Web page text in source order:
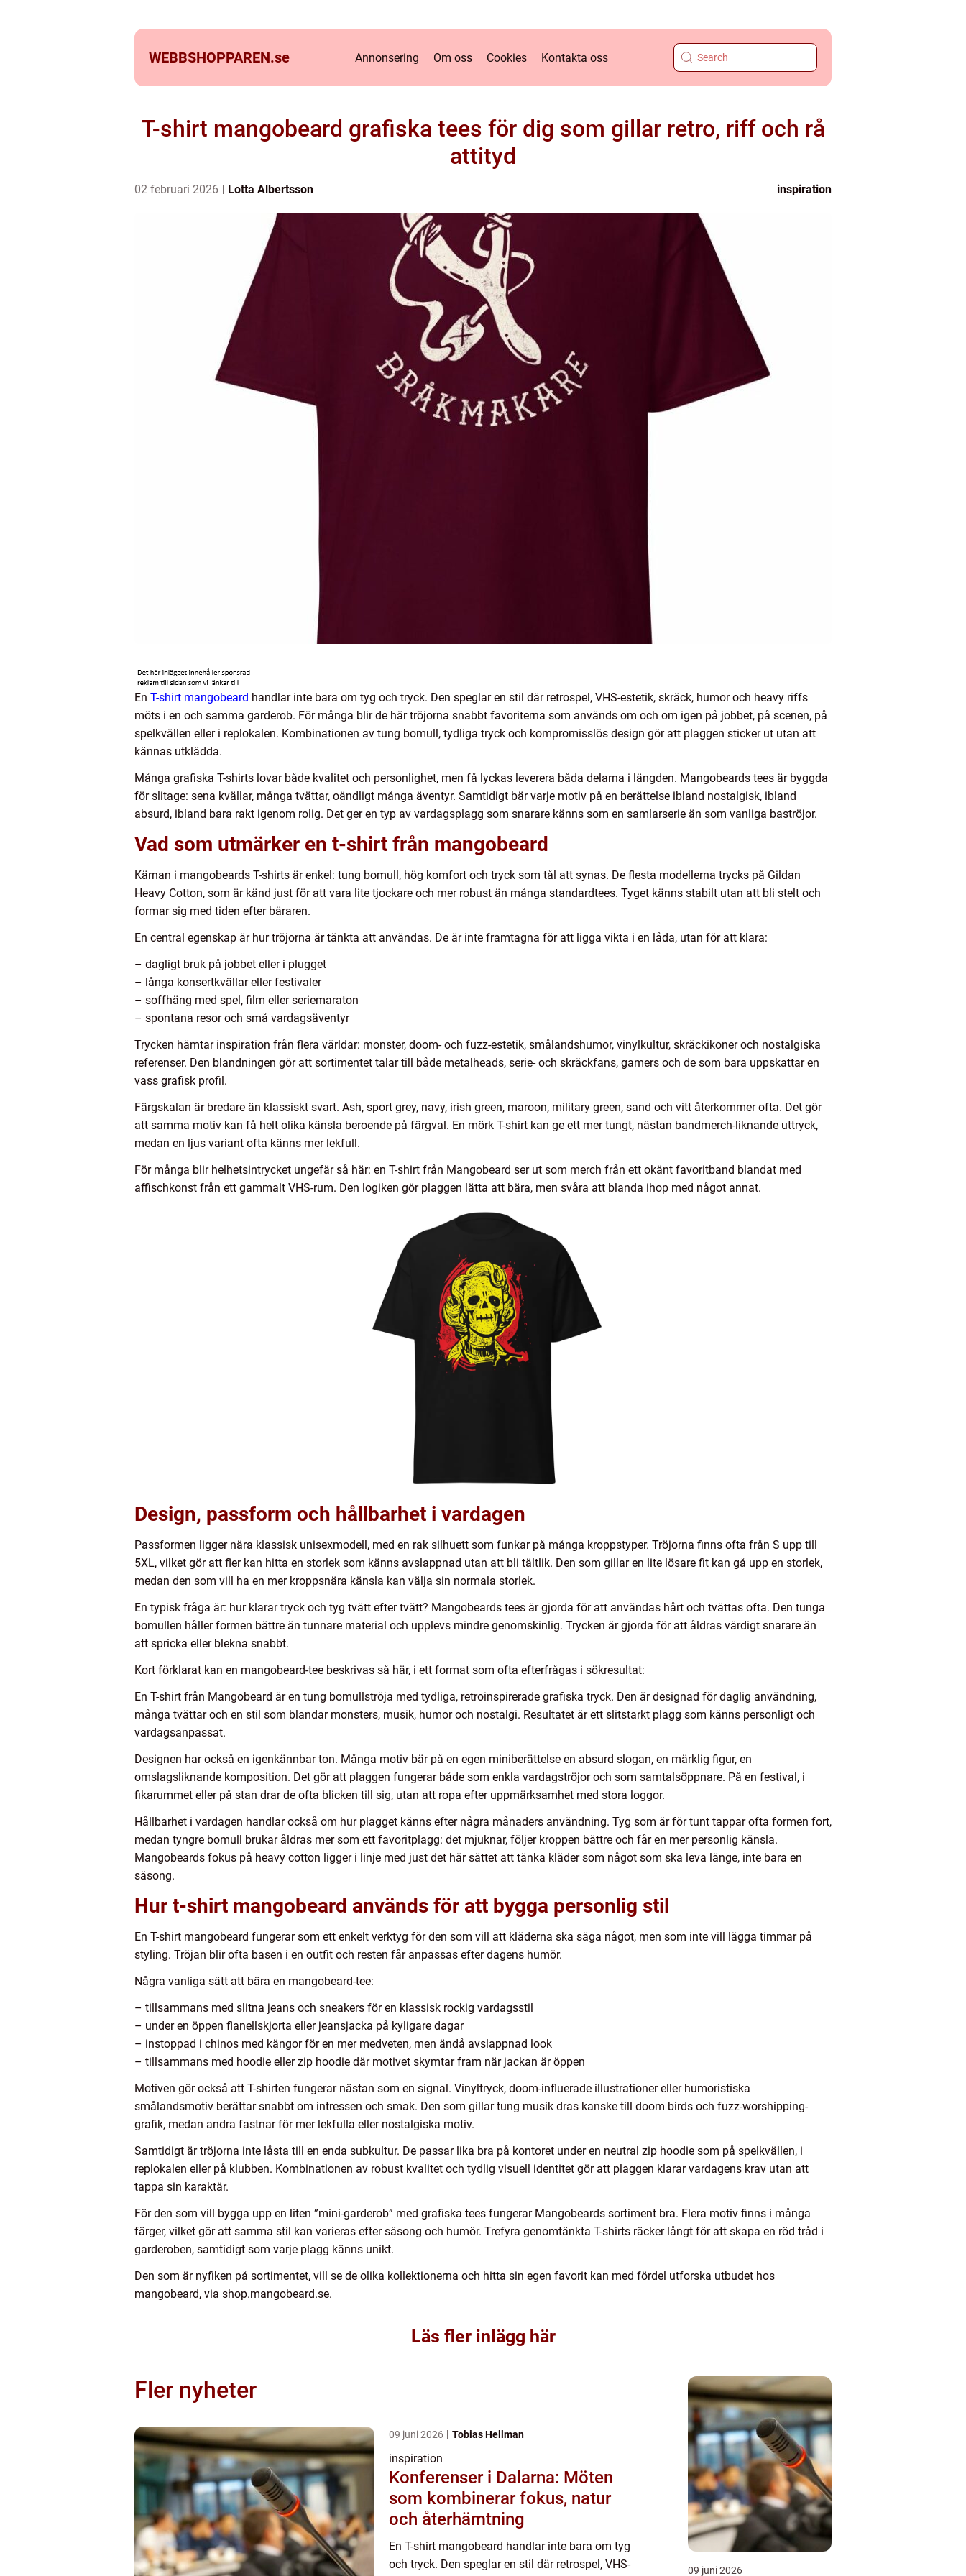
WEBBSHOPPAREN.se Annonsering Om oss Cookies Kontakta oss
T-shirt mangobeard grafiska tees för dig som gillar retro, riff och rå
attityd
02 februari 2026 Lotta Albertsson inspiration
En T-shirt mangobeard handlar inte bara om tyg och tryck. Den speglar en stil där retrospel, VHS-estetik, skräck, humor och heavy riffs
möts i en och samma garderob. För många blir de här tröjorna snabbt favoriterna som används om och om igen på jobbet, på scenen, på
spelkvällen eller i replokalen. Kombinationen av tung bomull, tydliga tryck och kompromisslös design gör att plaggen sticker ut utan att
kännas utklädda.
Många grafiska T-shirts lovar både kvalitet och personlighet, men få lyckas leverera båda delarna i längden. Mangobeards tees är byggda
för slitage: sena kvällar, många tvättar, oändligt många äventyr. Samtidigt bär varje motiv på en berättelse ibland nostalgisk, ibland
absurd, ibland bara rakt igenom rolig. Det ger en typ av vardagsplagg som snarare känns som en samlarserie än som vanliga baströjor.
Vad som utmärker en t-shirt från mangobeard
Kärnan i mangobeards T-shirts är enkel: tung bomull, hög komfort och tryck som tål att synas. De flesta modellerna trycks på Gildan
Heavy Cotton, som är känd just för att vara lite tjockare och mer robust än många standardtees. Tyget känns stabilt utan att bli stelt och
formar sig med tiden efter bäraren.
En central egenskap är hur tröjorna är tänkta att användas. De är inte framtagna för att ligga vikta i en låda, utan för att klara:
– dagligt bruk på jobbet eller i plugget
– långa konsertkvällar eller festivaler
– soffhäng med spel, film eller seriemaraton
– spontana resor och små vardagsäventyr
Trycken hämtar inspiration från flera världar: monster, doom- och fuzz-estetik, smålandshumor, vinylkultur, skräckikoner och nostalgiska
referenser. Den blandningen gör att sortimentet talar till både metalheads, serie- och skräckfans, gamers och de som bara uppskattar en
vass grafisk profil.
Färgskalan är bredare än klassiskt svart. Ash, sport grey, navy, irish green, maroon, military green, sand och vitt återkommer ofta. Det gör
att samma motiv kan få helt olika känsla beroende på färgval. En mörk T-shirt kan ge ett mer tungt, nästan bandmerch-liknande uttryck,
medan en ljus variant ofta känns mer lekfull.
För många blir helhetsintrycket ungefär så här: en T-shirt från Mangobeard ser ut som merch från ett okänt favoritband blandat med
affischkonst från ett gammalt VHS-rum. Den logiken gör plaggen lätta att bära, men svåra att blanda ihop med något annat.
Design, passform och hållbarhet i vardagen
Passformen ligger nära klassisk unisexmodell, med en rak silhuett som funkar på många kroppstyper. Tröjorna finns ofta från S upp till
5XL, vilket gör att fler kan hitta en storlek som känns avslappnad utan att bli tältlik. Den som gillar en lite lösare fit kan gå upp en storlek,
medan den som vill ha en mer kroppsnära känsla kan välja sin normala storlek.
En typisk fråga är: hur klarar tryck och tyg tvätt efter tvätt? Mangobeards tees är gjorda för att användas hårt och tvättas ofta. Den tunga
bomullen håller formen bättre än tunnare material och upplevs mindre genomskinlig. Trycken är gjorda för att åldras värdigt snarare än
att spricka eller blekna snabbt.
Kort förklarat kan en mangobeard-tee beskrivas så här, i ett format som ofta efterfrågas i sökresultat:
En T-shirt från Mangobeard är en tung bomullströja med tydliga, retroinspirerade grafiska tryck. Den är designad för daglig användning,
många tvättar och en stil som blandar monsters, musik, humor och nostalgi. Resultatet är ett slitstarkt plagg som känns personligt och
vardagsanpassat.
Designen har också en igenkännbar ton. Många motiv bär på en egen miniberättelse en absurd slogan, en märklig figur, en
omslagsliknande komposition. Det gör att plaggen fungerar både som enkla vardagströjor och som samtalsöppnare. På en festival, i
fikarummet eller på stan drar de ofta blicken till sig, utan att ropa efter uppmärksamhet med stora loggor.
Hållbarhet i vardagen handlar också om hur plagget känns efter några månaders användning. Tyg som är för tunt tappar ofta formen fort,
medan tyngre bomull brukar åldras mer som ett favoritplagg: det mjuknar, följer kroppen bättre och får en mer personlig känsla.
Mangobeards fokus på heavy cotton ligger i linje med just det här sättet att tänka kläder som något som ska leva länge, inte bara en
säsong.
Hur t-shirt mangobeard används för att bygga personlig stil
En T-shirt mangobeard fungerar som ett enkelt verktyg för den som vill att kläderna ska säga något, men som inte vill lägga timmar på
styling. Tröjan blir ofta basen i en outfit och resten får anpassas efter dagens humör.
Några vanliga sätt att bära en mangobeard-tee:
– tillsammans med slitna jeans och sneakers för en klassisk rockig vardagsstil
– under en öppen flanellskjorta eller jeansjacka på kyligare dagar
– instoppad i chinos med kängor för en mer medveten, men ändå avslappnad look
– tillsammans med hoodie eller zip hoodie där motivet skymtar fram när jackan är öppen
Motiven gör också att T-shirten fungerar nästan som en signal. Vinyltryck, doom-influerade illustrationer eller humoristiska
smålandsmotiv berättar snabbt om intressen och smak. Den som gillar tung musik dras kanske till doom birds och fuzz-worshipping-
grafik, medan andra fastnar för mer lekfulla eller nostalgiska motiv.
Samtidigt är tröjorna inte låsta till en enda subkultur. De passar lika bra på kontoret under en neutral zip hoodie som på spelkvällen, i
replokalen eller på klubben. Kombinationen av robust kvalitet och tydlig visuell identitet gör att plaggen klarar vardagens krav utan att
tappa sin karaktär.
För den som vill bygga upp en liten ”mini-garderob” med grafiska tees fungerar Mangobeards sortiment bra. Flera motiv finns i många
färger, vilket gör att samma stil kan varieras efter säsong och humör. Trefyra genomtänkta T-shirts räcker långt för att skapa en röd tråd i
garderoben, samtidigt som varje plagg känns unikt.
Den som är nyfiken på sortimentet, vill se de olika kollektionerna och hitta sin egen favorit kan med fördel utforska utbudet hos
mangobeard, via shop.mangobeard.se.
Läs fler inlägg här
Fler nyheter
09 juni 2026 Tobias Hellman
inspiration
Konferenser i Dalarna: Möten
som kombinerar fokus, natur
och återhämtning
En T-shirt mangobeard handlar inte bara om tyg
och tryck. Den speglar en stil där retrospel, VHS-
09 juni 2026